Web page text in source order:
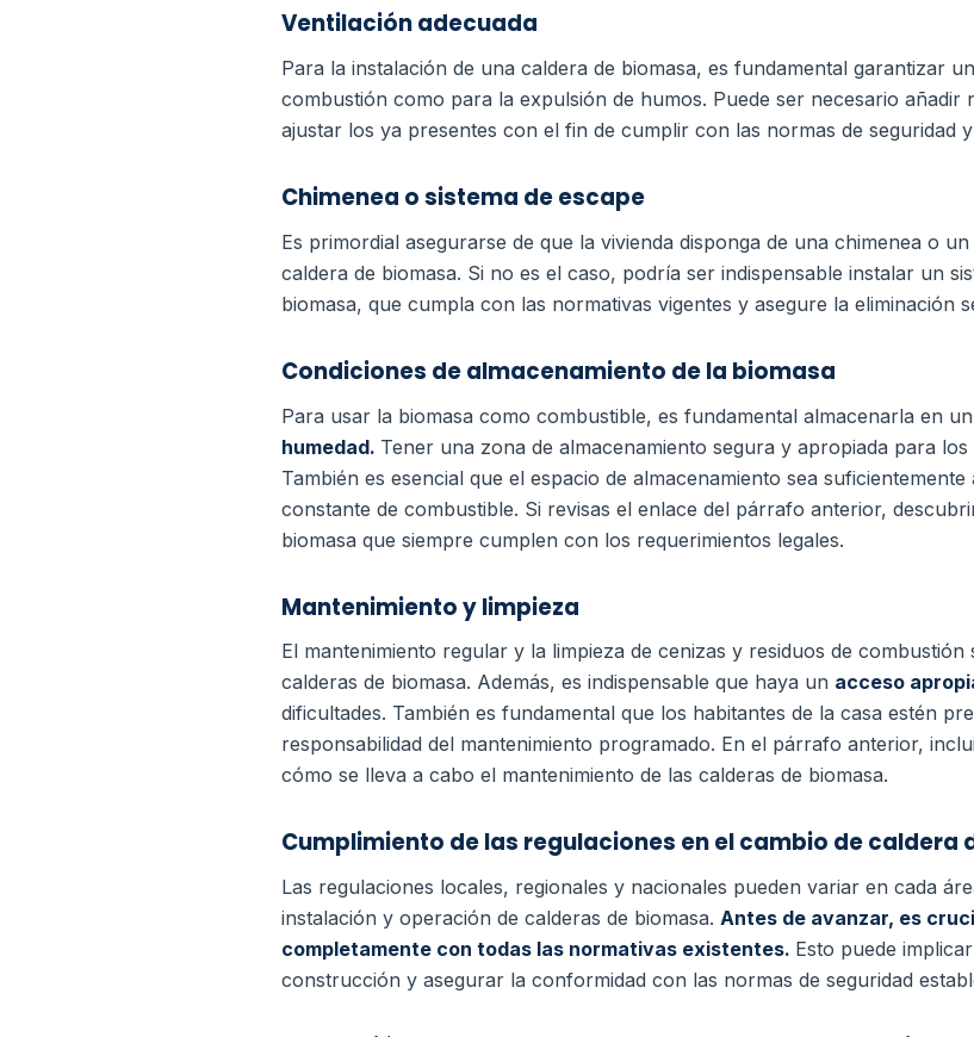
Ventilación adecuada
Para la instalación de una caldera de biomasa, es fundamental garantizar
combustión como para la expulsión de humos. Puede ser necesario añadir
ajustar los ya presentes con el fin de cumplir con las normas de seguridad
Chimenea o sistema de escape
Es primordial asegurarse de que la vivienda disponga de una chimenea o
caldera de biomasa. Si no es el caso, podría ser indispensable instalar un
biomasa, que cumpla con las normativas vigentes y asegure la eliminación
Condiciones de almacenamiento de la biomasa
Para usar la biomasa como combustible, es fundamental almacenarla en un
humedad. Tener una zona de almacenamiento segura y apropiada para
También es esencial que el espacio de almacenamiento sea
constante de combustible. Si revisas el enlace del párrafo anterior,
biomasa que siempre cumplen con los requerimientos legales.
Mantenimiento y limpieza
El mantenimiento regular y la limpieza de cenizas y residuos de
calderas de biomasa. Además, es indispensable que haya un acceso
dificultades. También es fundamental que los habitantes de la casa estén
responsabilidad del mantenimiento programado. En el párrafo anterior,
cómo se lleva a cabo el mantenimiento de las calderas de biomasa.
Cumplimiento de las regulaciones en el cambio de caldera
Las regulaciones locales, regionales y nacionales pueden variar en cada
instalación y operación de calderas de biomasa. Antes de avanzar, es
completamente con todas las normativas existentes. Esto puede
construcción y asegurar la conformidad con las normas de seguridad